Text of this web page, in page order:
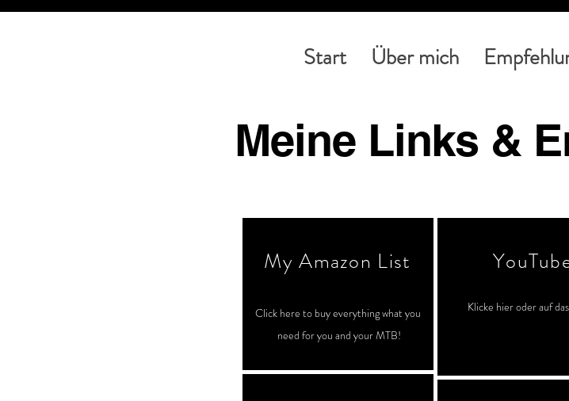
Start Über mich
Meine Links &
My Amazon List
Click here to buy everything what you
need for you and your MTB!
Klicke hier oder auf